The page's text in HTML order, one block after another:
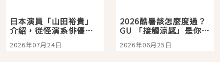
日本演員「山田裕貴」
介紹，從怪演系俳優走
向國民級日劇主角
2026年07月24日
2026酷暑該怎麼度過？
GU 「接觸涼感」是你的
夏日救星
2026年06月25日